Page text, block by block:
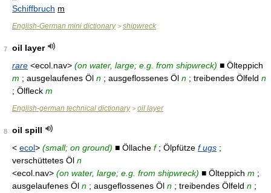
Schiffbruch m
English-German mini dictionary> shipwreck
7
oil layer
rare <ecol.nav> (on water, large; e.g. from shipwreck) ■ Ölteppich
m ; ausgelaufenes Öl n ; ausgeflossenes Öl n ; treibendes Ölfeld n
; Ölfleck m
English-german technical dictionary> oil layer
8
oil spill
< ecol> (small; on ground) ■ Öllache f; Ölpfütze f ugs ;
verschüttetes Öl n
<ecol.nav> (on water, large; e.g. from shipwreck) ■ Ölteppich m ;
ausgelaufenes Öl n ; ausgeflossenes Öl n ; treibendes Ölfeld n ;